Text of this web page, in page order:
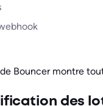
Bouncer montre
des